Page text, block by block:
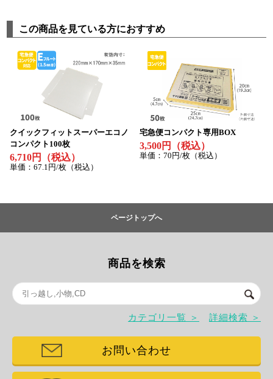
この商品を見ている方におすすめ
クイックフィットスーパーエコノ
コンパクト100枚
6,710円（税込）
単価：67.1円/枚（税込）
宅急便コンパクト専用BOX
3,500円（税込）
単価：70円/枚（税込）
ページトップへ
商品を検索
カテゴリ一覧 ＞ 詳細検索 ＞
お問い合わせ